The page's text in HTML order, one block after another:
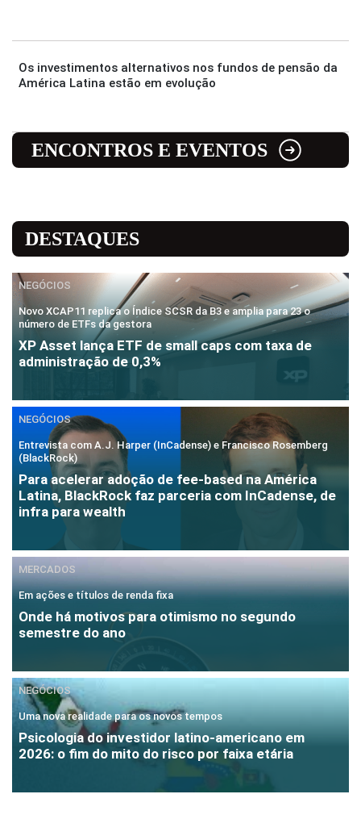
Os investimentos alternativos nos fundos de pensão da
América Latina estão em evolução
ENCONTROS E EVENTOS
DESTAQUES
NEGÓCIOS
Novo XCAP11 replica o Índice SCSR da B3 e amplia para 23 o
número de ETFs da gestora
XP Asset lança ETF de small caps com taxa de
administração de 0,3%
NEGÓCIOS
Entrevista com A.J. Harper (InCadense) e Francisco Rosemberg
(BlackRock)
Para acelerar adoção de fee-based na América
Latina, BlackRock faz parceria com InCadense, de
infra para wealth
MERCADOS
Em ações e títulos de renda fixa
Onde há motivos para otimismo no segundo
semestre do ano
NEGÓCIOS
Uma nova realidade para os novos tempos
Psicologia do investidor latino-americano em
2026: o fim do mito do risco por faixa etária